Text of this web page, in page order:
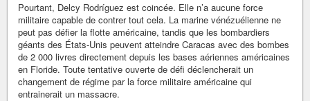
Pourtant, Delcy Rodríguez est coincée. Elle n’a aucune force
militaire capable de contrer tout cela. La marine vénézuélienne ne
peut pas défier la flotte américaine, tandis que les bombardiers
géants des États-Unis peuvent atteindre Caracas avec des bombes
de 2 000 livres directement depuis les bases aériennes américaines
en Floride. Toute tentative ouverte de défi déclencherait un
changement de régime par la force militaire américaine qui
entrainerait un massacre.